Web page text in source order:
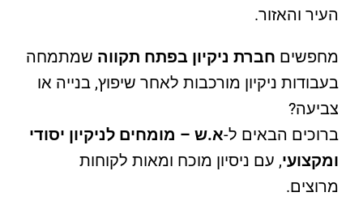
העיר והאזור.
מחפשים חברת ניקיון בפתח תקווה שמתמחה
בעבודות ניקיון מורכבות לאחר שיפוץ, בנייה או
צביעה?
ברוכים הבאים ל-א.ש – מומחים לניקיון יסודי
ומקצועי, עם ניסיון מוכח ומאות לקוחות
מרוצים.